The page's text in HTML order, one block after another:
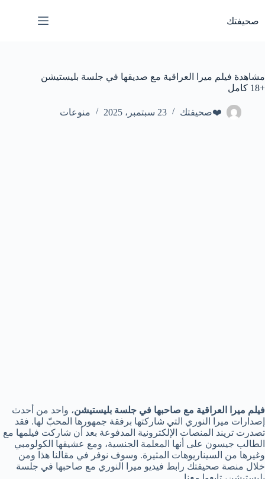
المحتوى
صحيفتك
مشاهدة فيلم ميرا العراقية مع صديقها في جلسة بليستيشن
+18 كامل
❤️صحيفتك 23 سبتمبر، 2025 منوعات
فيلم ميرا العراقية مع صاحبها في جلسة بليستيشن، واحد من أحدث
إصدارات ميرا النوري التي شاركتها برفقة جمهورها المحبّ لها. فقد
تصدرت تريند المنصات الإلكترونية المدفوعة بعد أن شاركت فيلمها مع
الطالب جيسون على أنها المعلمة الجنسية، ومع عشيقها الكولومبي
وغيرها من السيناريوهات المثيرة. وسوف نوفر في مقالنا هذا ومن
خلال منصة صحيفتك رابط فيديو ميرا النوري مع صاحبها في جلسة